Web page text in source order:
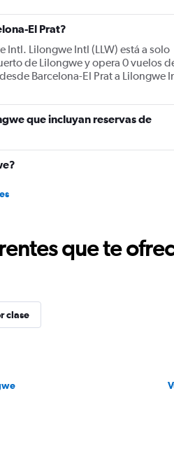
El Prat?
Intl. Lilongwe Intl (LLW) está a solo
de Lilongwe y opera 0 vuelos
Barcelona-El Prat a Lilongwe
que incluyan reservas de
que te
clase